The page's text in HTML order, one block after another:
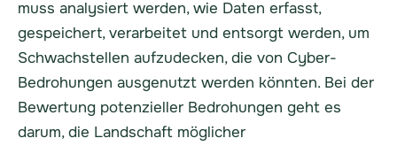
muss analysiert werden, wie Daten erfasst,
gespeichert, verarbeitet und entsorgt werden, um
Schwachstellen aufzudecken, die von Cyber-
Bedrohungen ausgenutzt werden könnten. Bei der
Bewertung potenzieller Bedrohungen geht es
darum, die Landschaft möglicher